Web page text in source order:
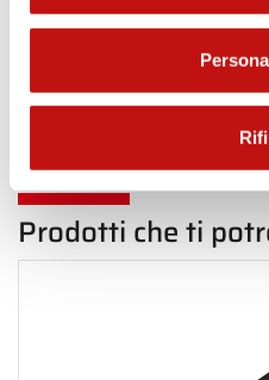
Torna
Prodotti che ti